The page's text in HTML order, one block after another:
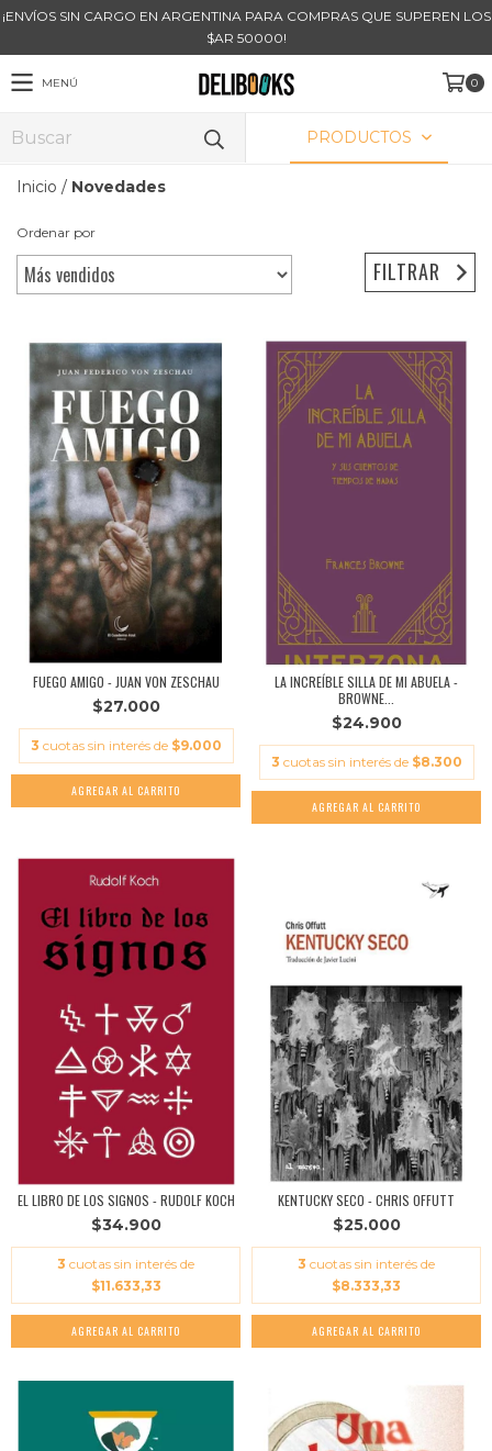
¡ENVÍOS SIN CARGO EN ARGENTINA PARA COMPRAS QUE SUPEREN LOS
$AR 50000!
MENÚ 0
PRODUCTOS
Inicio / Novedades
Ordenar por
FILTRAR
FUEGO AMIGO - JUAN VON ZESCHAU
$27.000
3 cuotas sin interés de $9.000
LA INCREÍBLE SILLA DE MI ABUELA -
BROWNE...
$24.900
3 cuotas sin interés de $8.300
EL LIBRO DE LOS SIGNOS - RUDOLF KOCH
$34.900
3 cuotas sin interés de
$11.633,33
KENTUCKY SECO - CHRIS OFFUTT
$25.000
3 cuotas sin interés de
$8.333,33